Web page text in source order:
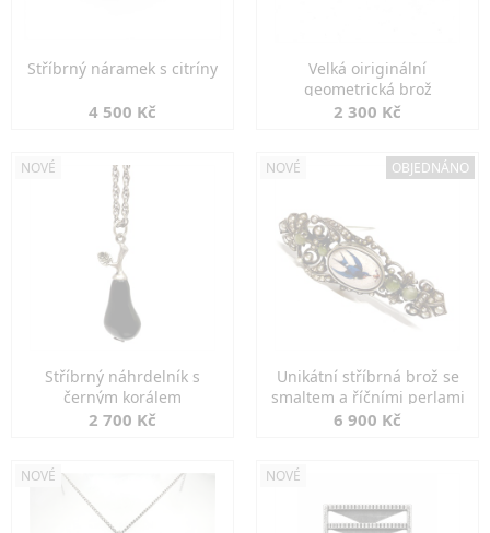
Stříbrný náramek s citríny
4 500 Kč
Velká oiriginální
geometrická brož
2 300 Kč
NOVÉ
Stříbrný náhrdelník s
černým korálem
2 700 Kč
NOVÉ OBJEDNÁNO
Unikátní stříbrná brož se
smaltem a říčními perlami
6 900 Kč
NOVÉ NOVÉ